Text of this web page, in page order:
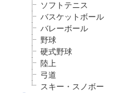
ソフトテニス
バスケットボール
バレーボール
野球
硬式野球
陸上
弓道
スキー・スノボー